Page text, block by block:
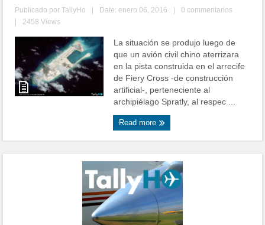
Publicado porTallyHo Date: enero 06, 2016
0 commentarios
2458 Views
La situación se produjo luego de
que un avión civil chino aterrizara
en la pista construida en el arrecife
de Fiery Cross -de construcción
artificial-, perteneciente al
archipiélago Spratly, al respec ...
Read more